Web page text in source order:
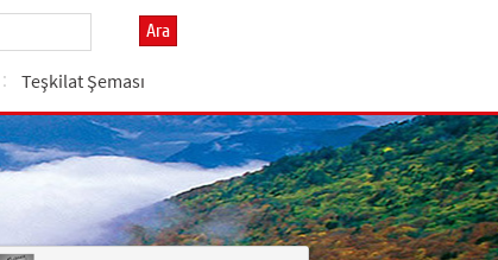
Ara
Teşkilat Şeması